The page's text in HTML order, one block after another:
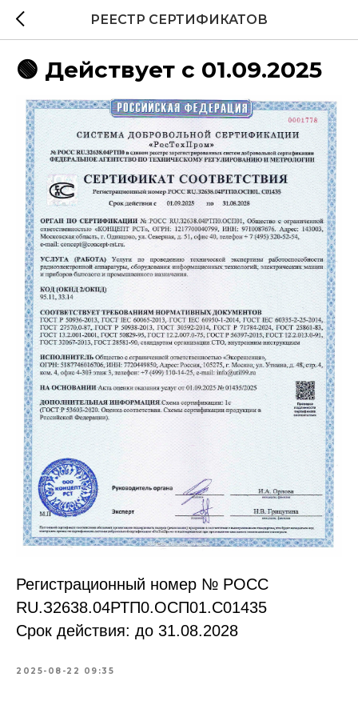
РЕЕСТР СЕРТИФИКАТОВ
🟢 Действует с 01.09.2025
Регистрационный номер № РОСС
RU.З2638.04РТП0.OCП01.С01435
Срок действия: до 31.08.2028
2025-08-22 09:35